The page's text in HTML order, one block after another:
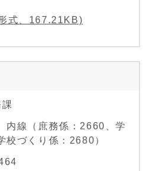
式、167.21KB)
線（庶務係：2660、学
校づくり係：2680）